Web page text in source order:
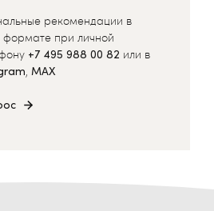
рекомендации в
формате при личной
+7 495 988 00 82 или в
, MAX